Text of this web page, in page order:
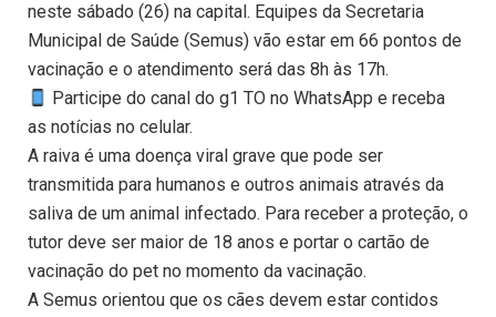
neste sábado (26) na capital. Equipes da Secretaria
Municipal de Saúde (Semus) vão estar em 66 pontos de
vacinação e o atendimento será das 8h às 17h.
Participe do canal do g1 TO no WhatsApp e receba
as notícias no celular.
A raiva é uma doença viral grave que pode ser
transmitida para humanos e outros animais através da
saliva de um animal infectado. Para receber a proteção, o
tutor deve ser maior de 18 anos e portar o cartão de
vacinação do pet no momento da vacinação.
A Semus orientou que os cães devem estar contidos